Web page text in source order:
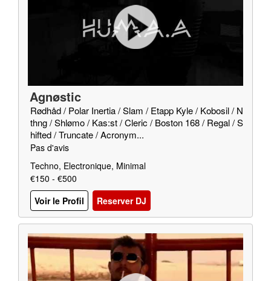
Agnøstic
Rødhåd / Polar Inertia / Slam / Etapp Kyle / Kobosil / N
thng / Shlømo / Kas:st / Cleric / Boston 168 / Regal / S
hifted / Truncate / Acronym...
Pas d'avis
Techno, Electronique, Minimal
€150 - €500
Voir le Profil
Reserver DJ